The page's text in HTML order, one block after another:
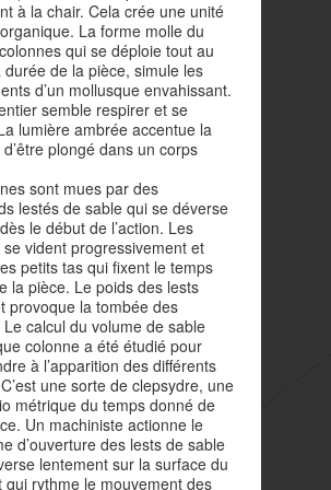
à la chair. Cela crée une unité
La forme molle du
qui se déploie tout au
durée de la pièce, simule les
d’un mollusque envahissant.
semble respirer et se
lumière ambrée accentue la
plongé dans un corps
sont mues par des
lestés de sable qui se déverse
le début de l’action. Les
se vident progressivement et
petits tas qui fixent le temps
la pièce. Le poids des lests
provoque la tombée des
calcul du volume de sable
colonne a été étudié pour
à l’apparition des différents
une sorte de clepsydre, une
métrique du temps donné de
Un machiniste actionne le
d’ouverture des lests de sable
lentement sur la surface du
qui rythme le mouvement des